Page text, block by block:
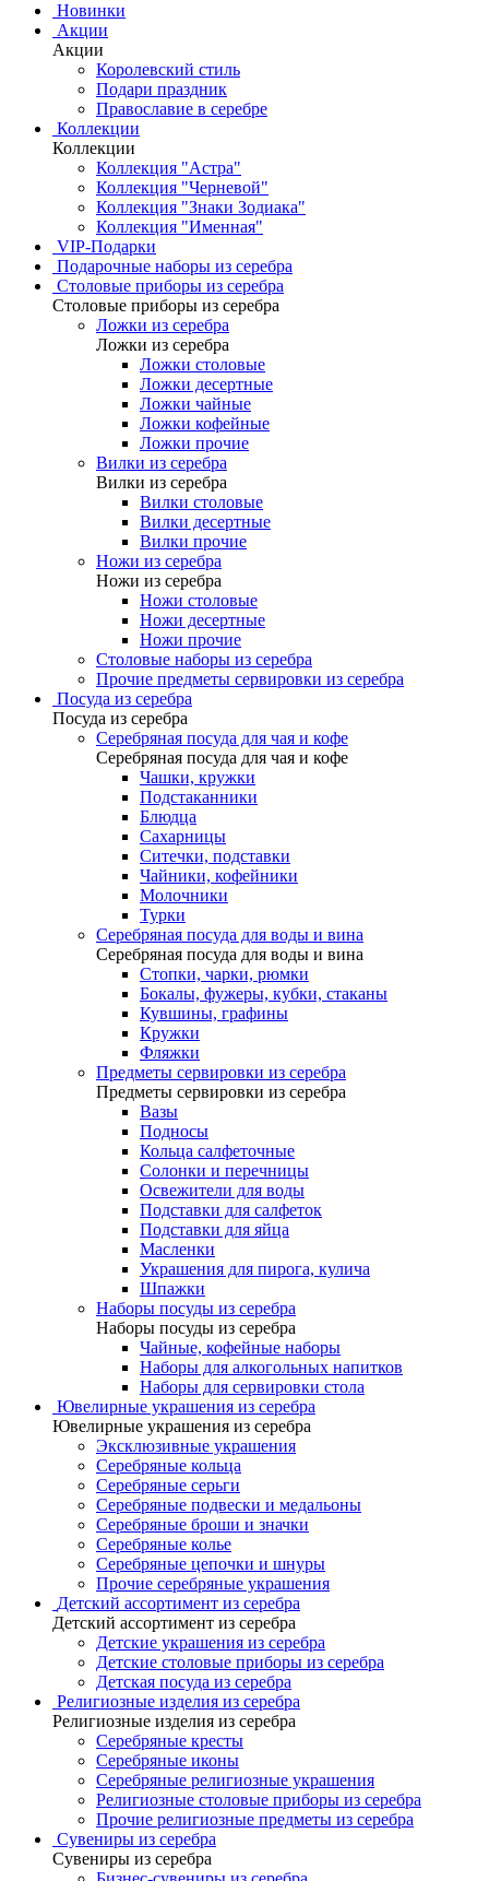
Новинки
Акции
Акции
Королевский стиль
Подари праздник
Православие в серебре
Коллекции
Коллекции
Коллекция "Астра"
Коллекция "Черневой"
Коллекция "Знаки Зодиака"
Коллекция "Именная"
VIP-Подарки
Подарочные наборы из серебра
Столовые приборы из серебра
Столовые приборы из серебра
Ложки из серебра
Ложки из серебра
Ложки столовые
Ложки десертные
Ложки чайные
Ложки кофейные
Ложки прочие
Вилки из серебра
Вилки из серебра
Вилки столовые
Вилки десертные
Вилки прочие
Ножи из серебра
Ножи из серебра
Ножи столовые
Ножи десертные
Ножи прочие
Столовые наборы из серебра
Прочие предметы сервировки из серебра
Посуда из серебра
Посуда из серебра
Серебряная посуда для чая и кофе
Серебряная посуда для чая и кофе
Чашки, кружки
Подстаканники
Блюдца
Сахарницы
Ситечки, подставки
Чайники, кофейники
Молочники
Турки
Серебряная посуда для воды и вина
Серебряная посуда для воды и вина
Стопки, чарки, рюмки
Бокалы, фужеры, кубки, стаканы
Кувшины, графины
Кружки
Фляжки
Предметы сервировки из серебра
Предметы сервировки из серебра
Вазы
Подносы
Кольца салфеточные
Солонки и перечницы
Освежители для воды
Подставки для салфеток
Подставки для яйца
Масленки
Украшения для пирога, кулича
Шпажки
Наборы посуды из серебра
Наборы посуды из серебра
Чайные, кофейные наборы
Наборы для алкогольных напитков
Наборы для сервировки стола
Ювелирные украшения из серебра
Ювелирные украшения из серебра
Эксклюзивные украшения
Серебряные кольца
Серебряные серьги
Серебряные подвески и медальоны
Серебряные броши и значки
Серебряные колье
Серебряные цепочки и шнуры
Прочие серебряные украшения
Детский ассортимент из серебра
Детский ассортимент из серебра
Детские украшения из серебра
Детские столовые приборы из серебра
Детская посуда из серебра
Религиозные изделия из серебра
Религиозные изделия из серебра
Серебряные кресты
Серебряные иконы
Серебряные религиозные украшения
Религиозные столовые приборы из серебра
Прочие религиозные предметы из серебра
Сувениры из серебра
Сувениры из серебра